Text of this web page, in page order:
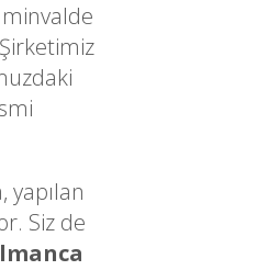
minvalde
yapılan
Siz de